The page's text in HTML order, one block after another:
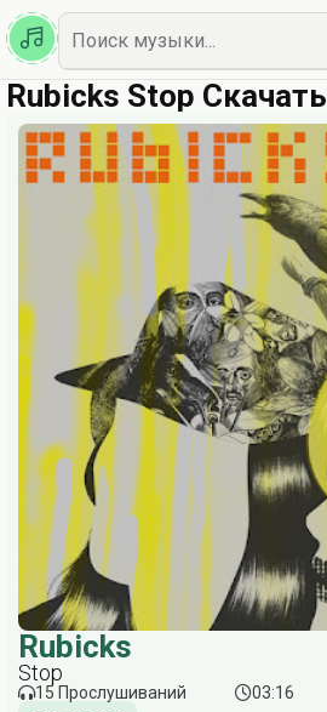
Казахская
Наш Топ
Rubicks Stop Скачать
Rubicks
Stop
15 Прослушиваний 03:16